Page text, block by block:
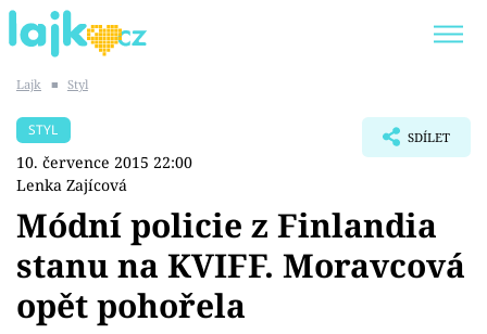
SHOPAHOLICADEL
Témata
Showbyznys
Lajk ■ Styl
STYL
10. července 2015 22:00
Lenka Zajícová
SDÍLET
Módní policie z Finlandia
stanu na KVIFF. Moravcová
opět pohořela